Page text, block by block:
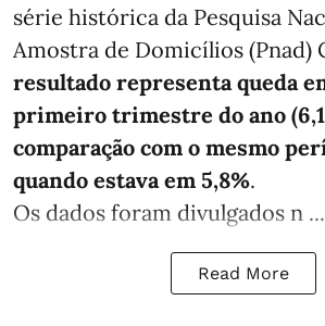
série histórica da Pesquisa
Amostra de Domicílios (Pnad)
resultado representa queda
primeiro trimestre do ano
comparação com o mesmo
quando estava em 5,8%.
Os dados foram divulgados n ...
Read More